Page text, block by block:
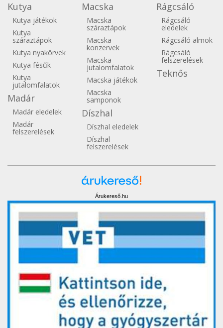
Kutya
Kutya játékok
Kutya
száraztápok
Kutya nyakörvek
Kutya fésűk
Kutya
jutalomfalatok
Madár
Madár eledelek
Madár
felszerelések
Macska
Macska
száraztápok
Macska
konzervek
Macska
jutalomfalatok
Macska játékok
Macska
samponok
Díszhal
Díszhal eledelek
Díszhal
felszerelések
Rágcsáló
Rágcsáló
eledelek
Rágcsáló almok
Rágcsáló
felszerelések
Teknős
Árukereső.hu